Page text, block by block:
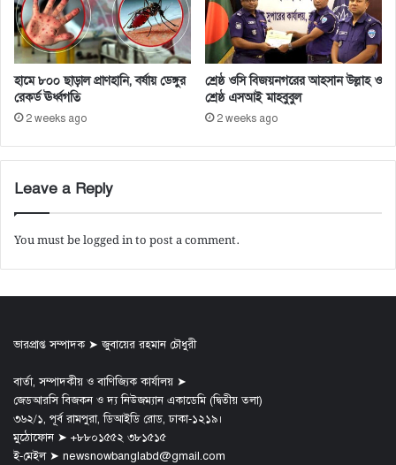
হামে ৮০০ ছাড়াল প্রাণহানি, বর্ষায় ডেঙ্গুর
রেকর্ড ঊর্ধ্বগতি
2 weeks ago
শ্রেষ্ঠ ওসি বিজয়নগরের আহসান উল্লাহ ও
শ্রেষ্ঠ এসআই মাহবুবুল
2 weeks ago
Leave a Reply
You must belogged into post a comment.
ভারপ্রাপ্ত সম্পাদক ➤ জুবায়ের রহমান চৌধুরী
বার্তা, সম্পাদকীয় ও বাণিজ্যিক কার্যালয় ➤
জেডআরসি বিজকন ও দ্য নিউজম্যান একাডেমি (দ্বিতীয় তলা)
৩৬২/১, পূর্ব রামপুরা, ডিআইডি রোড, ঢাকা-১২১৯।
মুঠোফোন ➤ +৮৮০১৫৫২ ৩৮১৫১৫
ই-মেইল ➤ newsnowbanglabd@gmail.com